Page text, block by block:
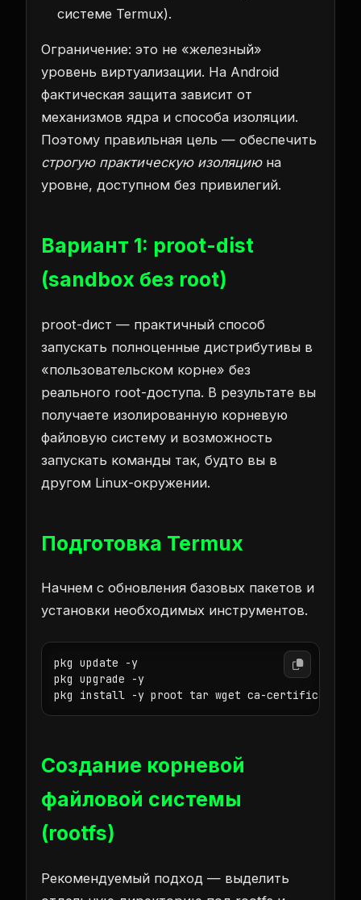
системе Termux).
Ограничение: это не «железный»
уровень виртуализации. На Android
фактическая защита зависит от
механизмов ядра и способа изоляции.
Поэтому правильная цель — обеспечить
строгую практическую изоляциюна
уровне, доступном без привилегий.
Вариант 1: proot-dist
(sandbox без root)
proot-dист — практичный способ
запускать полноценные дистрибутивы в
«пользовательском корне» без
реального root-доступа. В результате вы
получаете изолированную корневую
файловую систему и возможность
запускать команды так, будто вы в
другом Linux-окружении.
Подготовка Termux
Начнем с обновления базовых пакетов и
установки необходимых инструментов.
pkg update -y
pkg upgrade -y
pkg install -y proot tar wget ca-certificates
Создание корневой
файловой системы
(rootfs)
Рекомендуемый подход — выделить